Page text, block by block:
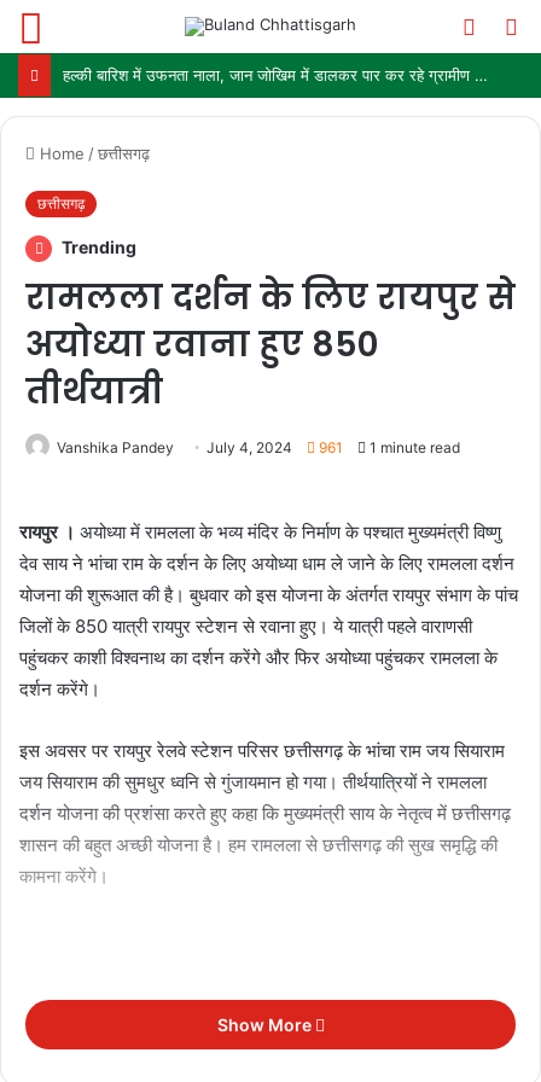
Switch
हल्की बारिश में उफनता नाला, जान जोखिम में डालकर पार कर रहे ग्रामीण और स्कूली बच्चे
Home /छत्तीसगढ़
छत्तीसगढ़
Trending
रामलला दर्शन के लिए रायपुर से
अयोध्या रवाना हुए 850
तीर्थयात्री
Vanshika Pandey July 4, 2024 961 1 minute read
रायपुर । अयोध्या में रामलला के भव्य मंदिर के निर्माण के पश्चात मुख्यमंत्री विष्णु
देव साय ने भांचा राम के दर्शन के लिए अयोध्या धाम ले जाने के लिए रामलला दर्शन
योजना की शुरूआत की है। बुधवार को इस योजना के अंतर्गत रायपुर संभाग के पांच
जिलों के 850 यात्री रायपुर स्टेशन से रवाना हुए। ये यात्री पहले वाराणसी
पहुंचकर काशी विश्वनाथ का दर्शन करेंगे और फिर अयोध्या पहुंचकर रामलला के
दर्शन करेंगे।
इस अवसर पर रायपुर रेलवे स्टेशन परिसर छत्तीसगढ़ के भांचा राम जय सियाराम
जय सियाराम की सुमधुर ध्वनि से गुंजायमान हो गया। तीर्थयात्रियों ने रामलला
दर्शन योजना की प्रशंसा करते हुए कहा कि मुख्यमंत्री साय के नेतृत्व में छत्तीसगढ़
शासन की बहुत अच्छी योजना है। हम रामलला से छत्तीसगढ़ की सुख समृद्धि की
कामना करेंगे।
Show More